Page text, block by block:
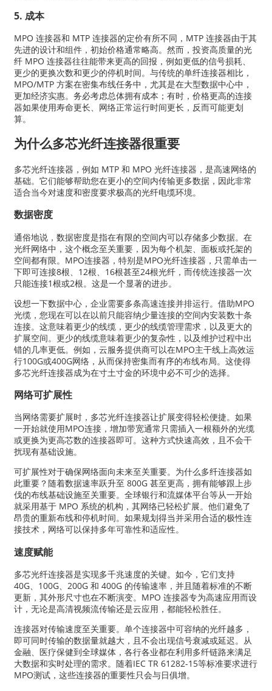
5. 成本
MPO 连接器和 MTP 连接器的定价有所不同，MTP 连接器由于其
先进的设计和组件，初始价格通常略高。然而，投资高质量的光
纤 MPO 连接器往往能带来更高的回报，例如更低的信号损耗、
更少的更换次数和更少的停机时间。与传统的单纤连接器相比，
MPO/MTP 方案在密集布线任务中，尤其是在大型数据中心中，
更加经济实惠。务必考虑总体拥有成本；有时，价格更高的连接
器如果使用寿命更长、网络正常运行时间更长，反而可能更划
算。
为什么多芯光纤连接器很重要
多芯光纤连接器，例如 MTP 和 MPO 光纤连接器，是高速网络的
基础。它们能够帮助您在更小的空间内传输更多数据，因此非常
适合当今对速度和密度要求极高的光纤电缆环境。
数据密度
通俗地说，数据密度是指在有限的空间内可以存储多少数据。在
光纤网络中，这个概念至关重要，因为每个机架、面板或托架的
空间都有限。MPO连接器，特别是MPO光纤连接器，只需单击一
下即可连接8根、12根、16根甚至24根光纤，而传统连接器一次
只能连接1根或2根。这是一个显著的进步。
设想一下数据中心，企业需要多条高速连接并排运行。借助MPO
光缆，您现在可以在以前只能容纳少量连接的空间内安装数十条
连接。这意味着更少的线缆，更少的线缆管理需求，以及更大的
扩展空间。更少的线缆意味着更少的复杂性，以及维护过程中出
错的几率更低。例如，云服务提供商可以在MPO主干线上高效运
行100G或400G网络，从而保持密集而有序的布线布局。这使得
多芯光纤连接器成为在寸土寸金的环境中必不可少的选择。
网络可扩展性
当网络需要扩展时，多芯光纤连接器让扩展变得轻松便捷。如果
一开始就使用MPO连接，增加带宽通常只需插入一根额外的光缆
或更换为更高芯数的连接器即可。这种方式快速高效，且不会干
扰现有基础设施。
可扩展性对于确保网络面向未来至关重要。为什么多纤连接器如
此重要？随着数据速率跃升至 800G 甚至更高，拥有能够跟上步
伐的布线基础设施至关重要。全球银行和流媒体平台等从一开始
就采用基于 MPO 系统的机构，其网络已轻松扩展。他们避免了
昂贵的重新布线和停机时间。如果规划得当并采用合适的极性连
接技术，网络可以保持多年可靠性和适应性。
速度赋能
多芯光纤连接器是实现多千兆速度的关键。如今，它们支持
40G、100G、200G 和 400G 的传输速率，并且随着标准的不断
更新，其外形尺寸也在不断演变。MPO 连接器专为高速应用而设
计，无论是高清视频流传输还是云应用，都能轻松胜任。
连接器对传输速度至关重要。单个连接器中可容纳的光纤越多，
即可同时传输的数据量就越大，且不会出现信号衰减或延迟。从
金融、医疗保健到全球媒体，各行各业都在利用多纤链路来满足
大数据和实时处理的需求。随着IEC TR 61282-15等标准要求进行
MPO测试，这些连接器的重要性只会与日俱增。